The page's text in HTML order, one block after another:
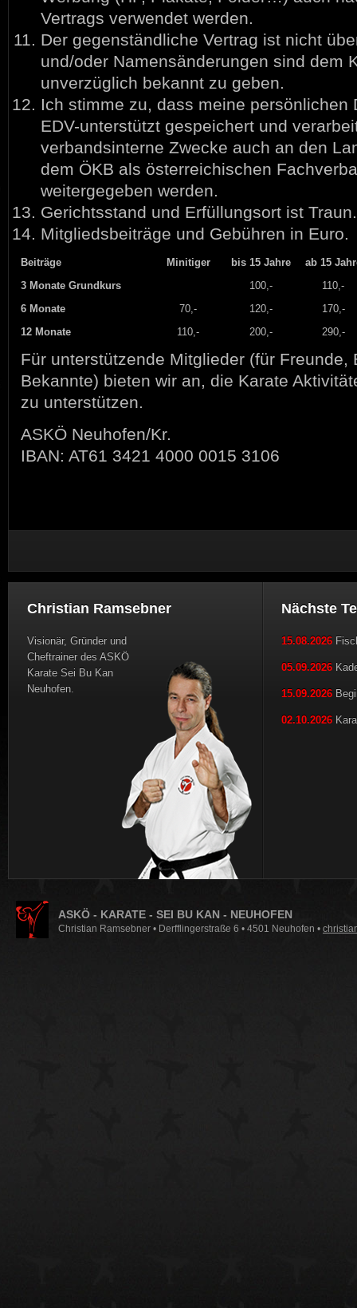
Vertrags verwendet werden.
Der gegenständliche Vertrag ist nicht
und/oder Namensänderungen sind dem
unverzüglich bekannt zu geben.
Ich stimme zu, dass meine persönlichen
EDV-unterstützt gespeichert und
verbandsinterne Zwecke auch an den
dem ÖKB als österreichischen
weitergegeben werden.
Gerichtsstand und Erfüllungsort ist Traun.
Mitgliedsbeiträge und Gebühren in Euro.
Beiträge Minitiger bis 15 Jahre
ab 15
3 Monate Grundkurs
100,-
110,-
6 Monate
70,- 120,-
170,-
12 Monate
110,- 200,- 290,-
Für unterstützende Mitglieder (für Freunde,
Bekannte) bieten wir an, die Karate
zu unterstützen.
ASKÖ Neuhofen/Kr.
IBAN: AT61 3421 4000 0015 3106
Christian Ramsebner
Visionär, Gründer und
Cheftrainer des ASKÖ
Karate Sei Bu Kan
Neuhofen.
Nächste
15.08.2026
05.09.2026
15.09.2026
02.10.2026
ASKÖ - KARATE - SEI BU KAN - NEUHOFEN
Christian Ramsebner • Derfflingerstraße 6 • 4501 Neuhofen •